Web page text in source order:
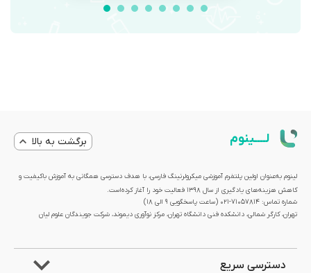
لــــینوم برگشت به بالا
لینوم به‌عنوان اولین پلتفرم آموزشی میکرولرنینگ فارسی، با هدف دسترسی همگانی به آموزش باکیفیت و
کاهش هزینه‌های یادگیری از سال 1398 فعالیت خود را آغاز کرده‌است.
شماره تماس: 71057814-021 (ساعت پاسخگویی ۹ الی ۱۸)
تهران، کارگر شمالی، دانشکده فنی دانشگاه تهران، مرکز نوآوری دیموند، شرکت جویندگان علوم لیان
دسترسی سریع